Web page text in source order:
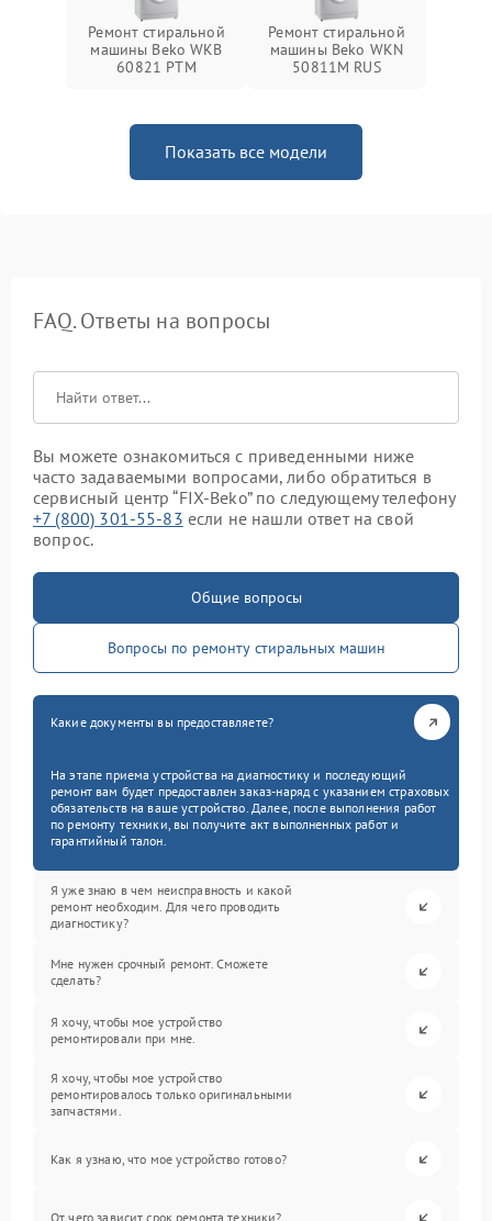
Ремонт стиральной
машины Beko WKB
60821 PTМ
Ремонт стиральной
машины Beko WKN
50811M RUS
Показать все модели
FAQ. Ответы на вопросы
Вы можете ознакомиться с приведенными ниже
часто задаваемыми вопросами, либо обратиться в
сервисный центр “FIX-Beko” по следующему телефону
+7 (800) 301-55-83 если не нашли ответ на свой
вопрос.
Общие вопросы
Вопросы по ремонту стиральных машин
Какие документы вы предоставляете?
На этапе приема устройства на диагностику и последующий
ремонт вам будет предоставлен заказ-наряд с указанием страховых
обязательств на ваше устройство. Далее, после выполнения работ
по ремонту техники, вы получите акт выполненных работ и
гарантийный талон.
Я уже знаю в чем неисправность и какой
ремонт необходим. Для чего проводить
диагностику?
Мне нужен срочный ремонт. Сможете
сделать?
Я хочу, чтобы мое устройство
ремонтировали при мне.
Я хочу, чтобы мое устройство
ремонтировалось только оригинальными
запчастями.
Как я узнаю, что мое устройство готово?
От чего зависит срок ремонта техники?